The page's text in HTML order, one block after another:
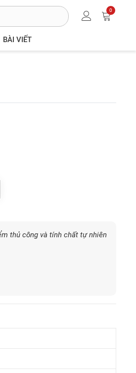
0
BÀI VIẾT
thủ công và tính chất tự nhiên